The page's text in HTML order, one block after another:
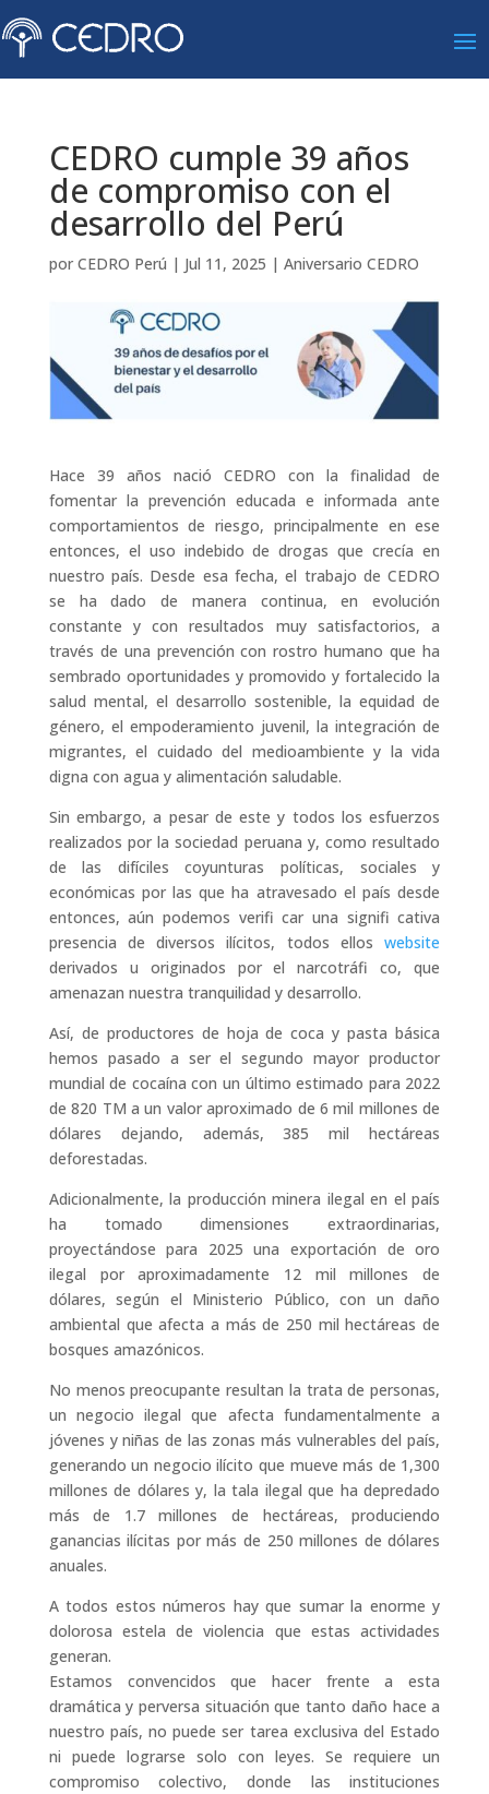
CEDRO cumple 39 años
de compromiso con el
desarrollo del Perú
por CEDRO Perú | Jul 11, 2025 | Aniversario CEDRO
Hace 39 años nació CEDRO con la finalidad de
fomentar la prevención educada e informada ante
comportamientos de riesgo, principalmente en ese
entonces, el uso indebido de drogas que crecía en
nuestro país. Desde esa fecha, el trabajo de CEDRO
se ha dado de manera continua, en evolución
constante y con resultados muy satisfactorios, a
través de una prevención con rostro humano que ha
sembrado oportunidades y promovido y fortalecido la
salud mental, el desarrollo sostenible, la equidad de
género, el empoderamiento juvenil, la integración de
migrantes, el cuidado del medioambiente y la vida
digna con agua y alimentación saludable.
Sin embargo, a pesar de este y todos los esfuerzos
realizados por la sociedad peruana y, como resultado
de las difíciles coyunturas políticas, sociales y
económicas por las que ha atravesado el país desde
entonces, aún podemos verifi car una signifi cativa
presencia de diversos ilícitos, todos elloswebsite
derivados u originados por el narcotráfi co, que
amenazan nuestra tranquilidad y desarrollo.
Así, de productores de hoja de coca y pasta básica
hemos pasado a ser el segundo mayor productor
mundial de cocaína con un último estimado para 2022
de 820 TM a un valor aproximado de 6 mil millones de
dólares dejando, además, 385 mil hectáreas
deforestadas.
Adicionalmente, la producción minera ilegal en el país
ha tomado dimensiones extraordinarias,
proyectándose para 2025 una exportación de oro
ilegal por aproximadamente 12 mil millones de
dólares, según el Ministerio Público, con un daño
ambiental que afecta a más de 250 mil hectáreas de
bosques amazónicos.
No menos preocupante resultan la trata de personas,
un negocio ilegal que afecta fundamentalmente a
jóvenes y niñas de las zonas más vulnerables del país,
generando un negocio ilícito que mueve más de 1,300
millones de dólares y, la tala ilegal que ha depredado
más de 1.7 millones de hectáreas, produciendo
ganancias ilícitas por más de 250 millones de dólares
anuales.
A todos estos números hay que sumar la enorme y
dolorosa estela de violencia que estas actividades
generan.
Estamos convencidos que hacer frente a esta
dramática y perversa situación que tanto daño hace a
nuestro país, no puede ser tarea exclusiva del Estado
ni puede lograrse solo con leyes. Se requiere un
compromiso colectivo, donde las instituciones